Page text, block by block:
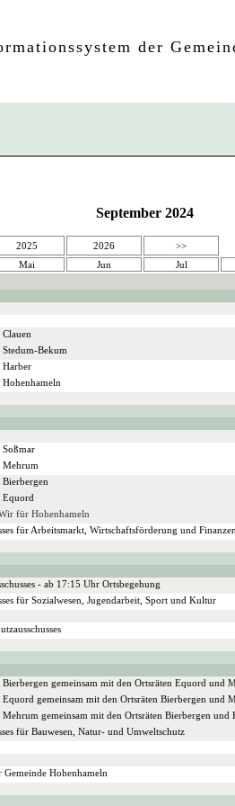
der
September 2024
2025 2026 >>
Mai Jun Jul
Clauen
Stedum-Bekum
Harber
Hohenhameln
Soßmar
Mehrum
Bierbergen
Equord
für Hohenhameln
für Arbeitsmarkt, Wirtschaftsförderung und Finanzen
- ab 17:15 Uhr Ortsbegehung
für Sozialwesen, Jugendarbeit, Sport und Kultur
Bierbergen gemeinsam mit den Ortsräten Equord und
Equord gemeinsam mit den Ortsräten Bierbergen und
Mehrum gemeinsam mit den Ortsräten Bierbergen und
für Bauwesen, Natur- und Umweltschutz
Gemeinde Hohenhameln